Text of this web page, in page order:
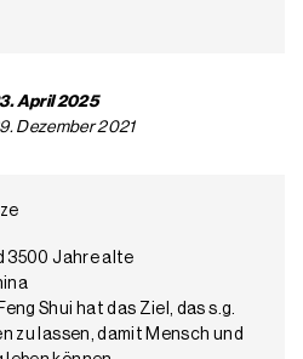
April 2025
Dezember 2021
3500 Jahre alte
Shui hat das Ziel, das s.g.
zu lassen, damit Mensch und